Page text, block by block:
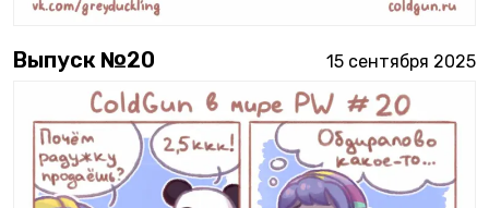
Выпуск №20 15 сентября 2025